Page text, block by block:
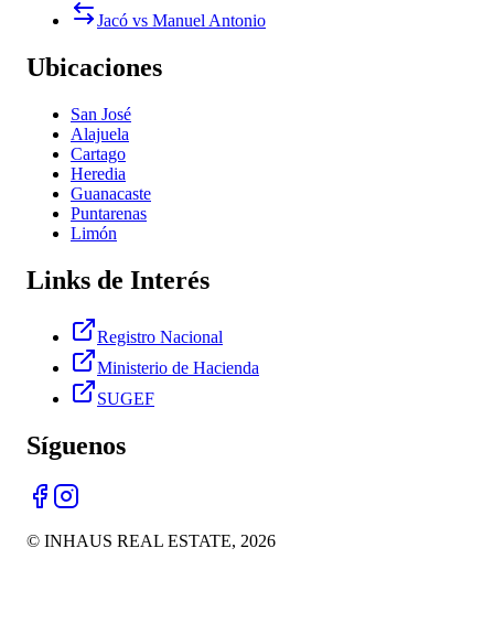
Jacó vs Manuel Antonio
Ubicaciones
San José
Alajuela
Cartago
Heredia
Guanacaste
Puntarenas
Limón
Links de Interés
Registro Nacional
Ministerio de Hacienda
SUGEF
Síguenos
© INHAUS REAL ESTATE, 2026